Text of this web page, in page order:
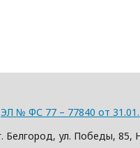
ЭЛ № ФС 77 – 77840 от
Белгород, ул. Победы,